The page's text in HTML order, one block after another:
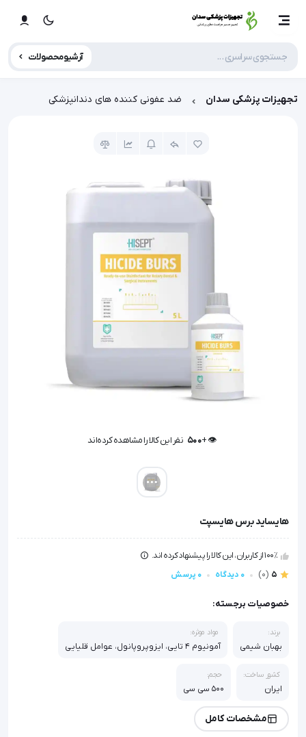
آرشیو محصولات
تجهیزات پزشکی سدان ضد عفونی کننده های دندانپزشکی
👁️ +
500 نفر این کالا را مشاهده کرده‌اند
هایساید برس هایسپت
100٪ از کاربران، این کالا را پیشنهاد کرده اند.
5
(0) 0 دیدگاه 0 پرسش
خصوصیات برجسته:
برند:
بهبان شیمی
مواد موثره:
آمونیوم 4 تایی، ایزوپروپانول، عوامل قلیایی
کشور ساخت:
ایران
حجم:
500 سی سی
مشخصات کامل